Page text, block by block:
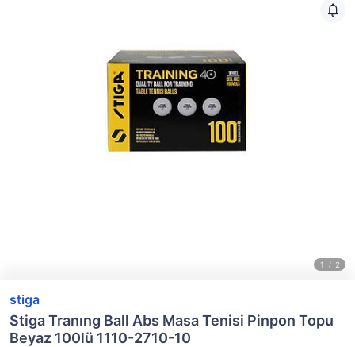
stiga
Stiga Tranıng Ball Abs Masa Tenisi Pinpon Topu
Beyaz 100lü 1110-2710-10